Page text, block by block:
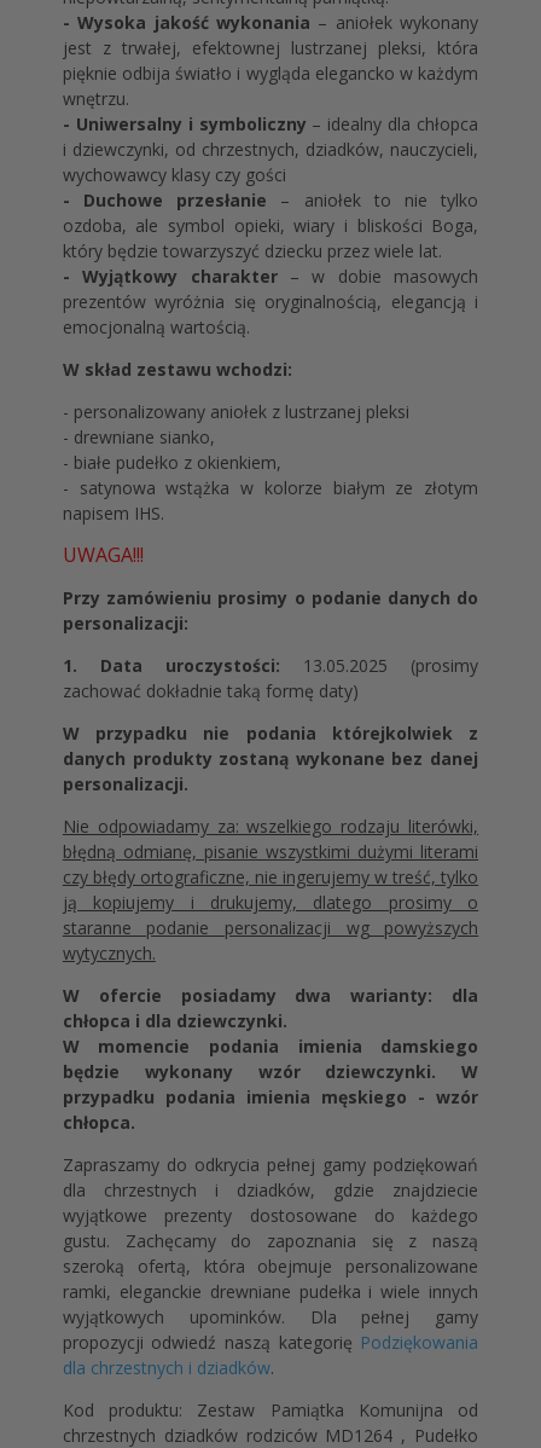
- Wysoka jakość wykonania – aniołek wykonany
jest z trwałej, efektownej lustrzanej pleksi, która
pięknie odbija światło i wygląda elegancko w każdym
wnętrzu.
- Uniwersalny i symboliczny – idealny dla chłopca
i dziewczynki, od chrzestnych, dziadków, nauczycieli,
wychowawcy klasy czy gości
- Duchowe przesłanie – aniołek to nie tylko
ozdoba, ale symbol opieki, wiary i bliskości Boga,
który będzie towarzyszyć dziecku przez wiele lat.
- Wyjątkowy charakter– w dobie masowych
prezentów wyróżnia się oryginalnością, elegancją i
emocjonalną wartością.
W skład zestawu wchodzi:
- personalizowany aniołek z lustrzanej pleksi
- drewniane sianko,
- białe pudełko z okienkiem,
- satynowa wstążka w kolorze białym ze złotym
napisem IHS.
UWAGA!!!
Przy zamówieniu prosimy o podanie danych do
personalizacji:
1. Data uroczystości: 13.05.2025 (prosimy
zachować dokładnie taką formę daty)
W przypadku nie podania którejkolwiek z
danych produkty zostaną wykonane bez danej
personalizacji.
Nie odpowiadamy za: wszelkiego rodzaju literówki,
błędną odmianę, pisanie wszystkimi dużymi literami
czy błędy ortograficzne, nie ingerujemy w treść, tylko
ją kopiujemy i drukujemy, dlatego prosimy o
staranne podanie personalizacji wg powyższych
wytycznych.
W ofercie posiadamy dwa warianty: dla
chłopca i dla dziewczynki.
W momencie podania imienia damskiego
będzie wykonany wzór dziewczynki. W
przypadku podania imienia męskiego - wzór
chłopca.
Zapraszamy do odkrycia pełnej gamy podziękowań
dla chrzestnych i dziadków, gdzie znajdziecie
wyjątkowe prezenty dostosowane do każdego
gustu. Zachęcamy do zapoznania się z naszą
szeroką ofertą, która obejmuje personalizowane
ramki, eleganckie drewniane pudełka i wiele innych
wyjątkowych upominków. Dla pełnej gamy
propozycji odwiedź naszą kategorię Podziękowania
dla chrzestnych i dziadków.
Kod produktu: Zestaw Pamiątka Komunijna od
chrzestnych dziadków rodziców MD1264 , Pudełko